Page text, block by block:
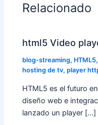
Relacionado
html5 Video
blog-streaming, HTML5
hosting de tv,player
HTML5 es el futuro
diseño web e
lanzado un player […]